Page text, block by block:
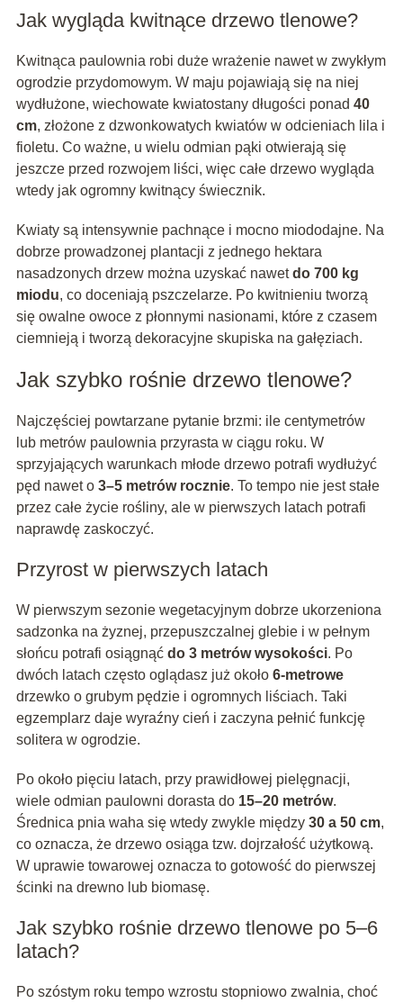
Jak wygląda kwitnące drzewo tlenowe?
Kwitnąca paulownia robi duże wrażenie nawet w zwykłym
ogrodzie przydomowym. W maju pojawiają się na niej
wydłużone, wiechowate kwiatostany długości ponad 40
cm, złożone z dzwonkowatych kwiatów w odcieniach lila i
fioletu. Co ważne, u wielu odmian pąki otwierają się
jeszcze przed rozwojem liści, więc całe drzewo wygląda
wtedy jak ogromny kwitnący świecznik.
Kwiaty są intensywnie pachnące i mocno miododajne. Na
dobrze prowadzonej plantacji z jednego hektara
nasadzonych drzew można uzyskać nawetdo 700 kg
miodu, co doceniają pszczelarze. Po kwitnieniu tworzą
się owalne owoce z płonnymi nasionami, które z czasem
ciemnieją i tworzą dekoracyjne skupiska na gałęziach.
Jak szybko rośnie drzewo tlenowe?
Najczęściej powtarzane pytanie brzmi: ile centymetrów
lub metrów paulownia przyrasta w ciągu roku. W
sprzyjających warunkach młode drzewo potrafi wydłużyć
pęd nawet o 3–5 metrów rocznie. To tempo nie jest stałe
przez całe życie rośliny, ale w pierwszych latach potrafi
naprawdę zaskoczyć.
Przyrost w pierwszych latach
W pierwszym sezonie wegetacyjnym dobrze ukorzeniona
sadzonka na żyznej, przepuszczalnej glebie i w pełnym
słońcu potrafi osiągnąć do 3 metrów wysokości. Po
dwóch latach często oglądasz już około 6-metrowe
drzewko o grubym pędzie i ogromnych liściach. Taki
egzemplarz daje wyraźny cień i zaczyna pełnić funkcję
solitera w ogrodzie.
Po około pięciu latach, przy prawidłowej pielęgnacji,
wiele odmian paulowni dorasta do 15–20 metrów.
Średnica pnia waha się wtedy zwykle między 30 a 50 cm,
co oznacza, że drzewo osiąga tzw. dojrzałość użytkową.
W uprawie towarowej oznacza to gotowość do pierwszej
ścinki na drewno lub biomasę.
Jak szybko rośnie drzewo tlenowe po 5–6
latach?
Po szóstym roku tempo wzrostu stopniowo zwalnia, choć